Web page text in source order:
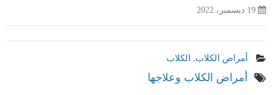
19 ديسمبر، 2022
أمراض الكلاب, الكلاب
أمراض الكلاب وعلاجها